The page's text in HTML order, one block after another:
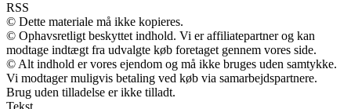
RSS
© Dette materiale må ikke kopieres.
© Ophavsretligt beskyttet indhold. Vi er affiliatepartner og kan
modtage indtægt fra udvalgte køb foretaget gennem vores side.
© Alt indhold er vores ejendom og må ikke bruges uden samtykke.
Vi modtager muligvis betaling ved køb via samarbejdspartnere.
Brug uden tilladelse er ikke tilladt.